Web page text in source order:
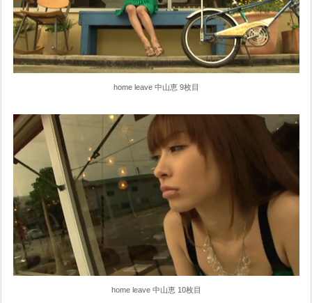
home leave 中山恵 9枚目
home leave 中山恵 10枚目